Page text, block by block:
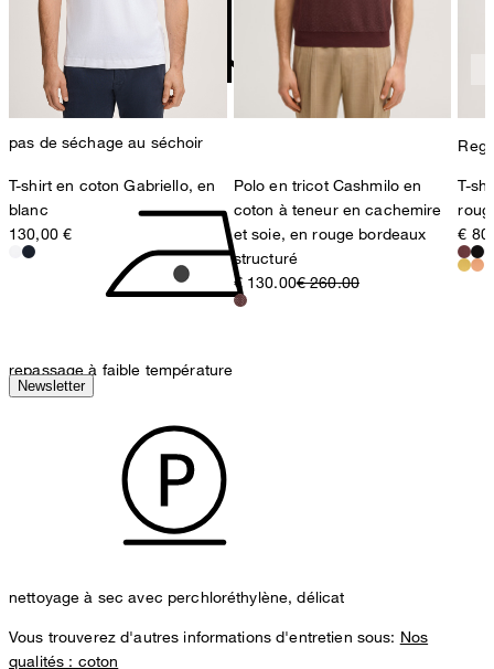
pas de séchage au séchoir
repassage à faible température
nettoyage à sec avec perchloréthylène, délicat
Vous trouverez d'autres informations d'entretien sous: Nos
qualités : coton
78467 Konstanz
Germany
contact@strellson.com
T-shirt en coton Gabriello, en
blanc
130,00 €
Polo en tricot Cashmilo en
coton à teneur en cachemire
et soie, en rouge bordeaux
structuré
€ 130.00€ 260.00
T-
€
Newsletter